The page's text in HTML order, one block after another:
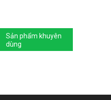
Sản phẩm khuyên
dùng